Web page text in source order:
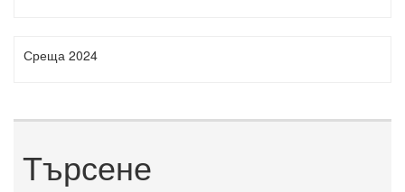
Среща 2024
Търсене